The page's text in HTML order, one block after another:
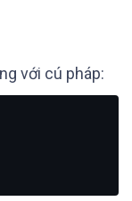
với cú pháp: